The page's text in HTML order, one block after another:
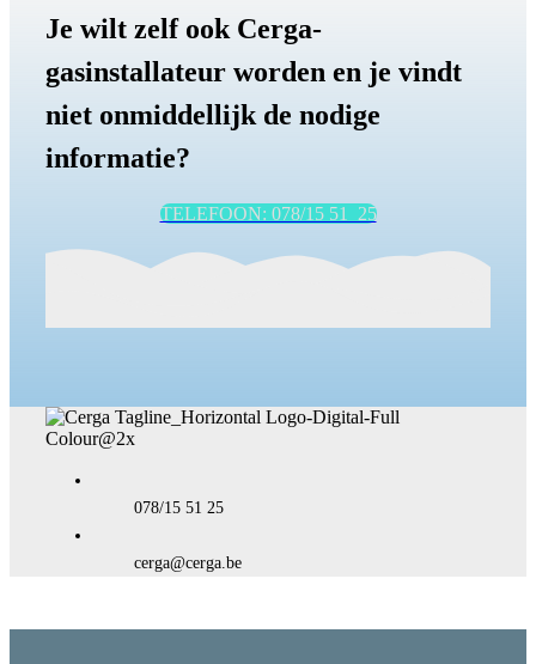
Je wilt zelf ook Cerga-
gasinstallateur worden en je vindt
niet onmiddellijk de nodige
informatie?
TELEFOON: 078/15 51 25
078/15 51 25
cerga@cerga.be